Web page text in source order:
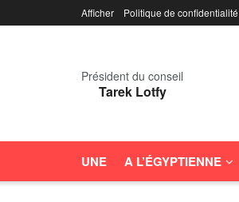
Afficher Politique de confidentialité
Président du conseil
Tarek Lotfy
UNE A L’ÉGYPTIENNE